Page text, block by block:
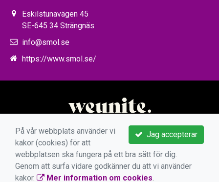
Eskilstunavägen 45
SE-645 34 Strängnäs
info@smol.se
https://www.smol.se/
Jag accepterar
På vår webbplats använder vi
kakor (cookies) för att
webbplatsen ska fungera på ett bra sätt för dig.
Genom att surfa vidare godkänner du att vi använder
kakor.
Mer information om cookies.